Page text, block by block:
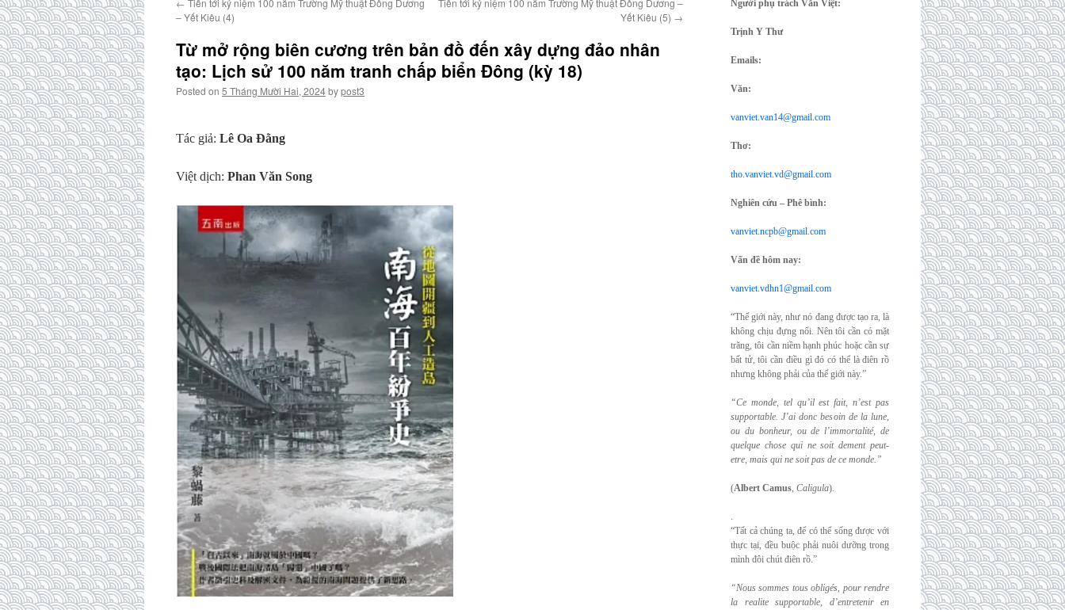
← Tiến tới kỷ niệm 100 năm Trường Mỹ thuật Đông Dương
– Yết Kiêu (4)
Tiến tới kỷ niệm 100 năm Trường Mỹ thuật Đông Dương –
Yết Kiêu (5) →
Từ mở rộng biên cương trên bản đồ đến xây dựng đảo nhân
tạo: Lịch sử 100 năm tranh chấp biển Đông (kỳ 18)
Posted on 5 Tháng Mười Hai, 2024bypost3
Tác giả: Lê Oa Đằng
Việt dịch: Phan Văn Song
Người phụ trách Văn Việt:
Trịnh Y Thư
Emails:
Văn:
vanviet.van14@gmail.com
Thơ:
tho.vanviet.vd@gmail.com
Nghiên cứu – Phê bình:
vanviet.ncpb@gmail.com
Vấn đề hôm nay:
vanviet.vdhn1@gmail.com
“Thế giới này, như nó đang được tạo ra, là
không chịu đựng nổi. Nên tôi cần có mặt
trăng, tôi cần niềm hạnh phúc hoặc cần sự
bất tử, tôi cần điều gì đó có thể là điên rồ
nhưng không phải của thế giới này.”
“Ce monde, tel qu’il est fait, n’est pas
supportable. J’ai donc besoin de la lune,
ou du bonheur, ou de l’immortalité, de
quelque chose qui ne soit dement peut-
etre, mais qui ne soit pas de ce monde.”
(Albert Camus, Caligula).
.
“Tất cả chúng ta, để có thể sống được với
thực tại, đều buộc phải nuôi dưỡng trong
mình đôi chút điên rồ.”
“Nous sommes tous obligés, pour rendre
la realite supportable, d’entretenir en